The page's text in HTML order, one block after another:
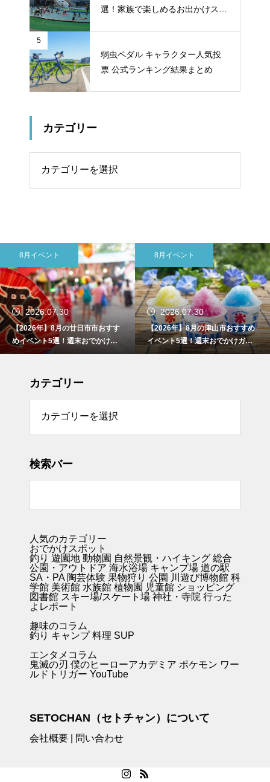
選！家族で楽しめるお出かけスポ
5
弱虫ペダル キャラクター人気投
票 公式ランキング結果まとめ
カテゴリー
8月イベント
2026.07.30
【2026年】8月の津山市おすすめ
イベント5選！週末おでかけガイ
ド
東広島市
2026.07.30
【2026年】8月の東広島市おすす
めイベント5選！週末おでかけガ
イド
カテゴリー
検索バー
人気のカテゴリー
おでかけスポット
釣り 遊園地 動物園 自然景観・ハイキング 総合
公園・アウトドア 海水浴場 キャンプ場 道の駅
SA・PA 陶芸体験 果物狩り 公園 川遊び博物館 科
学館 美術館 水族館 植物園 児童館 ショッピング
図書館 スキー場/スケート場 神社・寺院 行った
よレポート
趣味のコラム
釣り キャンプ料理 SUP
エンタメコラム
鬼滅の刃 僕のヒーローアカデミア ポケモン ワー
ルドトリガー YouTube
SETOCHAN（セトチャン）について
会社概要 問い合わせ